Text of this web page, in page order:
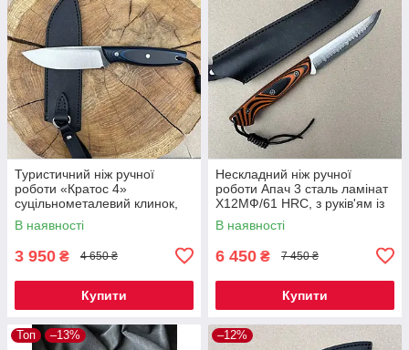
Туристичний ніж ручної
роботи «Кратос 4»
суцільнометалевий клинок,
сталь 50Х14МФ (57-58 HRC),
руків'я мікарта, чохол шкіра
В наявності
3 950 ₴ 4 650 ₴
Купити
Нескладний ніж ручної
роботи Апач 3 сталь ламінат
Х12МФ/61 HRC, з руків'ям із
мікарти плюс шкіряний чохол
в комплекті
В наявності
6 450 ₴ 7 450 ₴
Купити
Топ –13% –12%